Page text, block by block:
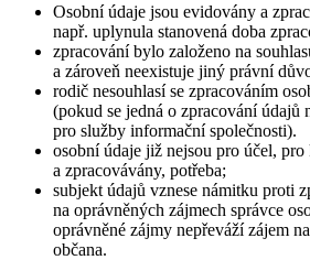
Osobní údaje jsou evidovány a
např. uplynula stanovená doba
zpracování bylo založeno na
a zároveň neexistuje jiný právní
rodič nesouhlasí se zpracováním
(pokud se jedná o zpracování údajů
pro služby informační společnosti).
osobní údaje již nejsou pro účel,
a zpracovávány, potřeba;
subjekt údajů vznese námitku proti
na oprávněných zájmech správce
oprávněné zájmy nepřeváží zájem
občana.